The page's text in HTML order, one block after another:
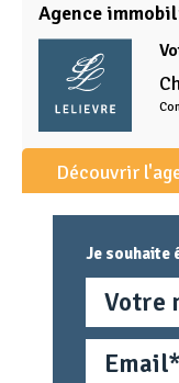
Agence
Découvrir
Je souhaite